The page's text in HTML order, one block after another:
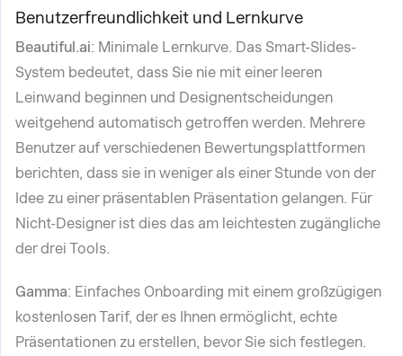
Benutzerfreundlichkeit und Lernkurve
Beautiful.ai: Minimale Lernkurve. Das Smart-Slides-
System bedeutet, dass Sie nie mit einer leeren
Leinwand beginnen und Designentscheidungen
weitgehend automatisch getroffen werden. Mehrere
Benutzer auf verschiedenen Bewertungsplattformen
berichten, dass sie in weniger als einer Stunde von der
Idee zu einer präsentablen Präsentation gelangen. Für
Nicht-Designer ist dies das am leichtesten zugängliche
der drei Tools.
Gamma: Einfaches Onboarding mit einem großzügigen
kostenlosen Tarif, der es Ihnen ermöglicht, echte
Präsentationen zu erstellen, bevor Sie sich festlegen.